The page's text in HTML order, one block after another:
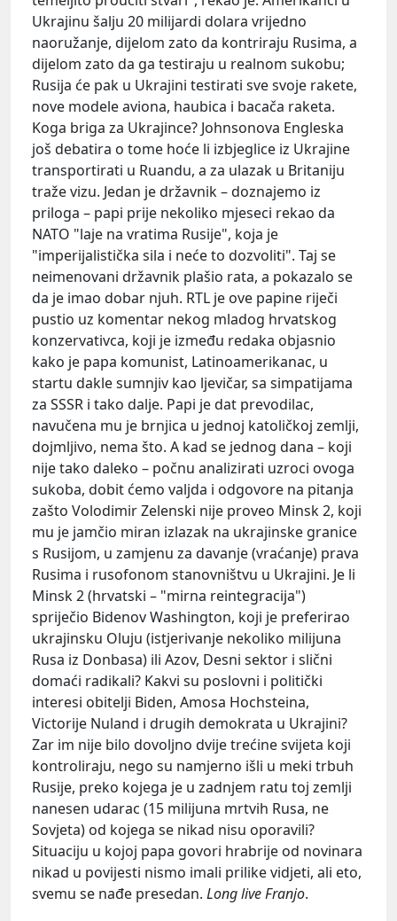
Ukrajinu šalju 20 milijardi dolara vrijedno
naoružanje, dijelom zato da kontriraju Rusima, a
dijelom zato da ga testiraju u realnom sukobu;
Rusija će pak u Ukrajini testirati sve svoje rakete,
nove modele aviona, haubica i bacača raketa.
Koga briga za Ukrajince? Johnsonova Engleska
još debatira o tome hoće li izbjeglice iz Ukrajine
transportirati u Ruandu, a za ulazak u Britaniju
traže vizu. Jedan je državnik – doznajemo iz
priloga – papi prije nekoliko mjeseci rekao da
NATO "laje na vratima Rusije", koja je
"imperijalistička sila i neće to dozvoliti". Taj se
neimenovani državnik plašio rata, a pokazalo se
da je imao dobar njuh. RTL je ove papine riječi
pustio uz komentar nekog mladog hrvatskog
konzervativca, koji je između redaka objasnio
kako je papa komunist, Latinoamerikanac, u
startu dakle sumnjiv kao ljevičar, sa simpatijama
za SSSR i tako dalje. Papi je dat prevodilac,
navučena mu je brnjica u jednoj katoličkoj zemlji,
dojmljivo, nema što. A kad se jednog dana – koji
nije tako daleko – počnu analizirati uzroci ovoga
sukoba, dobit ćemo valjda i odgovore na pitanja
zašto Volodimir Zelenski nije proveo Minsk 2, koji
mu je jamčio miran izlazak na ukrajinske granice
s Rusijom, u zamjenu za davanje (vraćanje) prava
Rusima i rusofonom stanovništvu u Ukrajini. Je li
Minsk 2 (hrvatski – "mirna reintegracija")
spriječio Bidenov Washington, koji je preferirao
ukrajinsku Oluju (istjerivanje nekoliko milijuna
Rusa iz Donbasa) ili Azov, Desni sektor i slični
domaći radikali? Kakvi su poslovni i politički
interesi obitelji Biden, Amosa Hochsteina,
Victorije Nuland i drugih demokrata u Ukrajini?
Zar im nije bilo dovoljno dvije trećine svijeta koji
kontroliraju, nego su namjerno išli u meki trbuh
Rusije, preko kojega je u zadnjem ratu toj zemlji
nanesen udarac (15 milijuna mrtvih Rusa, ne
Sovjeta) od kojega se nikad nisu oporavili?
Situaciju u kojoj papa govori hrabrije od novinara
nikad u povijesti nismo imali prilike vidjeti, ali eto,
svemu se nađe presedan. Long live Franjo.